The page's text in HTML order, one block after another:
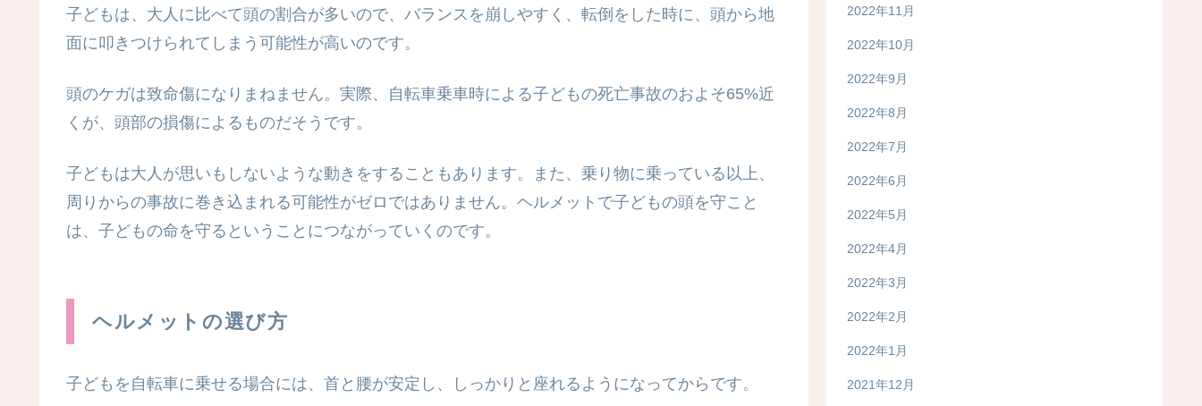
子どもは、大人に比べて頭の割合が多いので、バランスを崩しやすく、転倒をした時に、頭から地
面に叩きつけられてしまう可能性が高いのです。
頭のケガは致命傷になりまねません。実際、自転車乗車時による子どもの死亡事故のおよそ65%近
くが、頭部の損傷によるものだそうです。
子どもは大人が思いもしないような動きをすることもあります。また、乗り物に乗っている以上、
周りからの事故に巻き込まれる可能性がゼロではありません。ヘルメットで子どもの頭を守こと
は、子どもの命を守るということにつながっていくのです。
ヘルメットの選び方
子どもを自転車に乗せる場合には、首と腰が安定し、しっかりと座れるようになってからです。
2022年11月
2022年10月
2022年9月
2022年8月
2022年7月
2022年6月
2022年5月
2022年4月
2022年3月
2022年2月
2022年1月
2021年12月